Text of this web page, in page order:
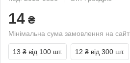
14 ₴
Мінімальна сума замовлення на
13 ₴ від 100 шт. 12 ₴ від 300 шт.